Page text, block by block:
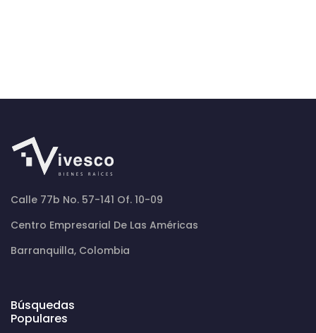
Calle 77b No. 57-141 Of. 10-09
Centro Empresarial De Las Américas
Barranquilla, Colombia
Búsquedas
Populares